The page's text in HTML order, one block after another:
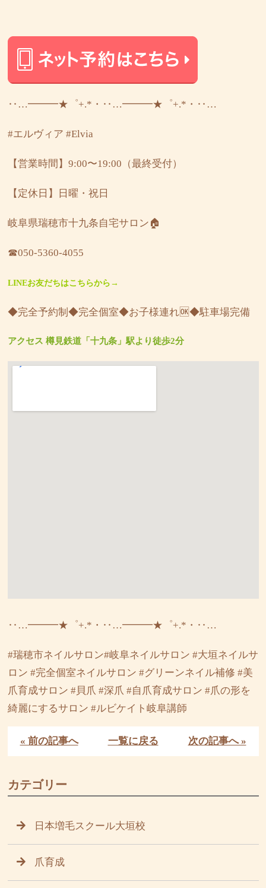
‥…━━━★゜+.*・‥…━━━★゜+.*・‥…
#エルヴィア #Elvia
【営業時間】9:00〜19:00（最終受付）
【定休日】日曜・祝日
岐阜県瑞穂市十九条自宅サロン🏠
☎︎050-5360-4055
LINEお友だちはこちらから→
◆完全予約制◆完全個室◆お子様連れ🆗◆駐車場完備
アクセス 樽見鉄道「十九条」駅より徒歩2分
‥…━━━★゜+.*・‥…━━━★゜+.*・‥…
#瑞穂市ネイルサロン#岐阜ネイルサロン #大垣ネイルサ
ロン #完全個室ネイルサロン #グリーンネイル補修 #美
爪育成サロン #貝爪 #深爪 #自爪育成サロン #爪の形を
綺麗にするサロン #ルビケイト岐阜講師
« 前の記事へ 一覧に戻る 次の記事へ »
カテゴリー
日本増毛スクール大垣校
爪育成